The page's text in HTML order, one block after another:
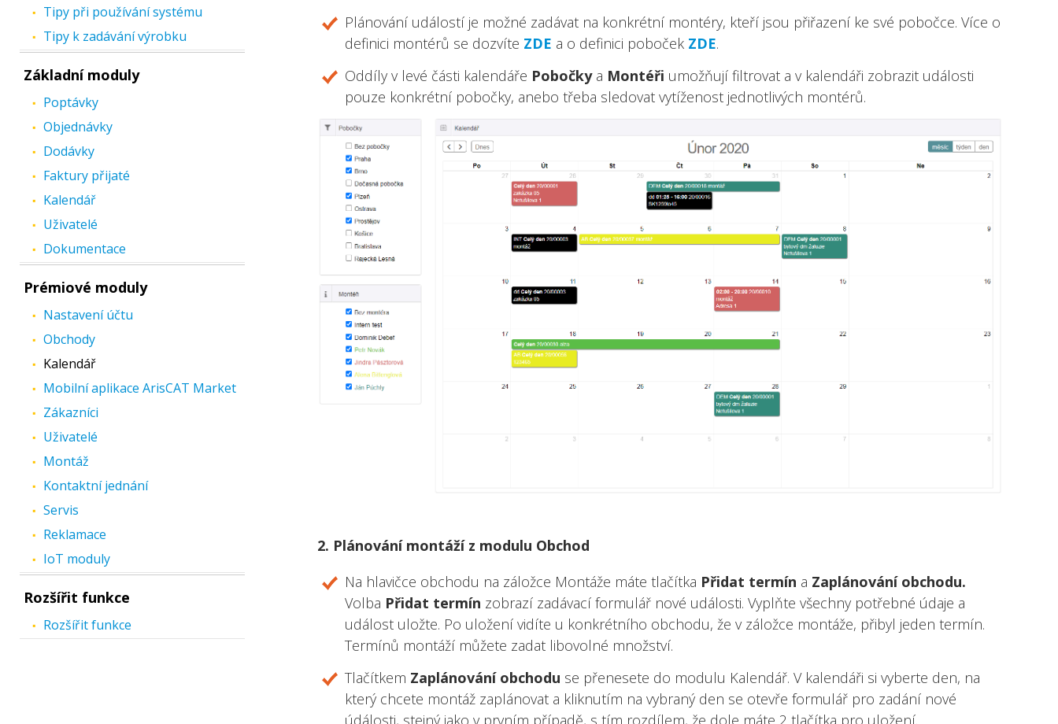
Tipy při používání systému
Tipy k zadávání výrobku
Základní moduly
Poptávky
Objednávky
Dodávky
Faktury přijaté
Kalendář
Uživatelé
Dokumentace
Prémiové moduly
Nastavení účtu
Obchody
Kalendář
Mobilní aplikace ArisCAT Market
Zákazníci
Uživatelé
Montáž
Kontaktní jednání
Servis
Reklamace
IoT moduly
Rozšířit funkce
Rozšířit funkce
Plánování událostí je možné zadávat na konkrétní montéry, kteří jsou přiřazení ke své pobočce. Více o
definici montérů se dozvíte ZDE a o definici poboček ZDE.
Oddíly v levé části kalendáře Pobočkya Montéři umožňují filtrovat a v kalendáři zobrazit události
pouze konkrétní pobočky, anebo třeba sledovat vytíženost jednotlivých montérů.
2. Plánování montáží z modulu Obchod
Na hlavičce obchodu na záložce Montáže máte tlačítka Přidat termín a Zaplánování obchodu.
Volba Přidat termín zobrazí zadávací formulář nové události. Vyplňte všechny potřebné údaje a
událost uložte. Po uložení vidíte u konkrétního obchodu, že v záložce montáže, přibyl jeden termín.
Termínů montáží můžete zadat libovolné množství.
Tlačítkem Zaplánování obchodu se přenesete do modulu Kalendář. V kalendáři si vyberte den, na
který chcete montáž zaplánovat a kliknutím na vybraný den se otevře formulář pro zadání nové
údálosti, stejný jako v prvním případě, s tím rozdílem, že dole máte 2 tlačítka pro uložení.